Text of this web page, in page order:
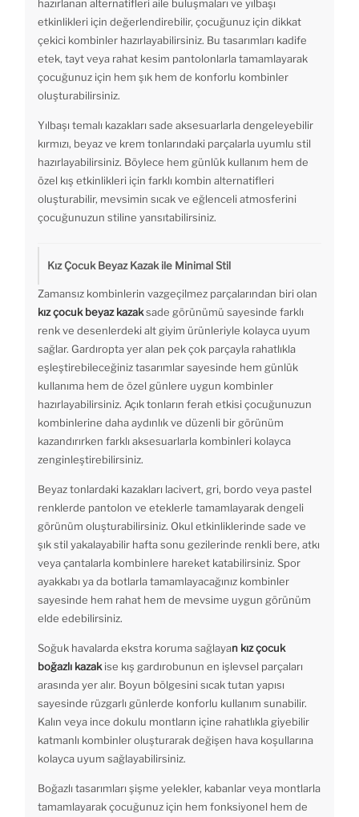
hazırlanan alternatifleri aile buluşmaları ve yılbaşı
etkinlikleri için değerlendirebilir, çocuğunuz için dikkat
çekici kombinler hazırlayabilirsiniz. Bu tasarımları kadife
etek, tayt veya rahat kesim pantolonlarla tamamlayarak
çocuğunuz için hem şık hem de konforlu kombinler
oluşturabilirsiniz.
Yılbaşı temalı kazakları sade aksesuarlarla dengeleyebilir
kırmızı, beyaz ve krem tonlarındaki parçalarla uyumlu stil
hazırlayabilirsiniz. Böylece hem günlük kullanım hem de
özel kış etkinlikleri için farklı kombin alternatifleri
oluşturabilir, mevsimin sıcak ve eğlenceli atmosferini
çocuğunuzun stiline yansıtabilirsiniz.
Kız Çocuk Beyaz Kazak ile Minimal Stil
Zamansız kombinlerin vazgeçilmez parçalarından biri olan
kız çocuk beyaz kazaksade görünümü sayesinde farklı
renk ve desenlerdeki alt giyim ürünleriyle kolayca uyum
sağlar. Gardıropta yer alan pek çok parçayla rahatlıkla
eşleştirebileceğiniz tasarımlar sayesinde hem günlük
kullanıma hem de özel günlere uygun kombinler
hazırlayabilirsiniz. Açık tonların ferah etkisi çocuğunuzun
kombinlerine daha aydınlık ve düzenli bir görünüm
kazandırırken farklı aksesuarlarla kombinleri kolayca
zenginleştirebilirsiniz.
Beyaz tonlardaki kazakları lacivert, gri, bordo veya pastel
renklerde pantolon ve eteklerle tamamlayarak dengeli
görünüm oluşturabilirsiniz. Okul etkinliklerinde sade ve
şık stil yakalayabilir hafta sonu gezilerinde renkli bere, atkı
veya çantalarla kombinlere hareket katabilirsiniz. Spor
ayakkabı ya da botlarla tamamlayacağınız kombinler
sayesinde hem rahat hem de mevsime uygun görünüm
elde edebilirsiniz.
Soğuk havalarda ekstra koruma sağlayan kız çocuk
boğazlı kazakise kış gardırobunun en işlevsel parçaları
arasında yer alır. Boyun bölgesini sıcak tutan yapısı
sayesinde rüzgarlı günlerde konforlu kullanım sunabilir.
Kalın veya ince dokulu montların içine rahatlıkla giyebilir
katmanlı kombinler oluşturarak değişen hava koşullarına
kolayca uyum sağlayabilirsiniz.
Boğazlı tasarımları şişme yelekler, kabanlar veya montlarla
tamamlayarak çocuğunuz için hem fonksiyonel hem de